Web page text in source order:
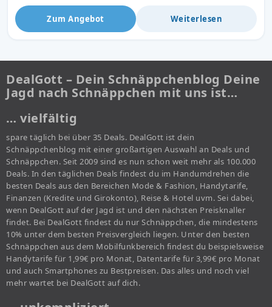
Zum Angebot Weiterlesen
DealGott – Dein Schnäppchenblog Deine
Jagd nach Schnäppchen mit uns ist…
… vielfältig
spare täglich bei über 35 Deals. DealGott ist dein
Schnäppchenblog mit einer großartigen Auswahl an Deals und
Schnäppchen. Seit 2009 sind es nun schon weit mehr als 100.000
Deals. In den täglichen Deals findest du im Handumdrehen die
besten Deals aus den Bereichen Mode & Fashion, Handytarife,
Finanzen (Kredite und Girokonto), Reise & Hotel uvm. Sei dabei,
wenn DealGott auf der Jagd ist und den nächsten Preisknaller
findet. Bei DealGott findest du nur Schnäppchen, die mindestens
10% unter dem besten Preisvergleich liegen. Unter den besten
Schnäppchen aus dem Mobilfunkbereich findest du beispielsweise
Handytarife für 1,99€ pro Monat, Datentarife für 3,99€ pro Monat
und auch Smartphones zu Bestpreisen. Das alles und noch viel
mehr wartet bei DealGott auf dich.